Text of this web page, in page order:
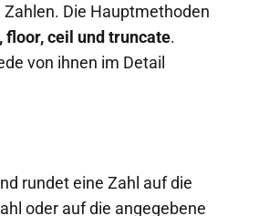
Zahlen. Die Hauptmethoden
floor, ceil und truncate.
von ihnen im Detail
rundet eine Zahl auf die
oder auf die angegebene